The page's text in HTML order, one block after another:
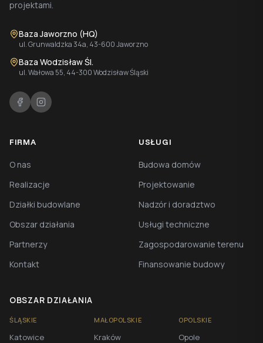
projektami.
Baza Jaworzno (HQ)
ul. Grunwaldzka 34a, 43-600 Jaworzno
Baza Wodzisław Śl.
ul. Wałowa 55, 44-300 Wodzisław Śląski
FIRMA
O nas
Realizacje
Działki budowlane
Obszar działania
Partnerzy
Kontakt
USŁUGI
Budowa domów
Projektowanie
Nadzór i doradztwo
Usługi techniczne
Zagospodarowanie terenu
Finansowanie budowy
OBSZAR DZIAŁANIA
ŚLĄSKIE
Katowice
MAŁOPOLSKIE
Kraków
OPOLSKIE
Opole